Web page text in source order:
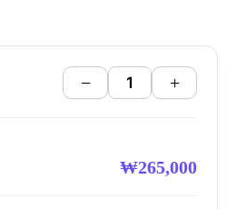
− +
₩265,000